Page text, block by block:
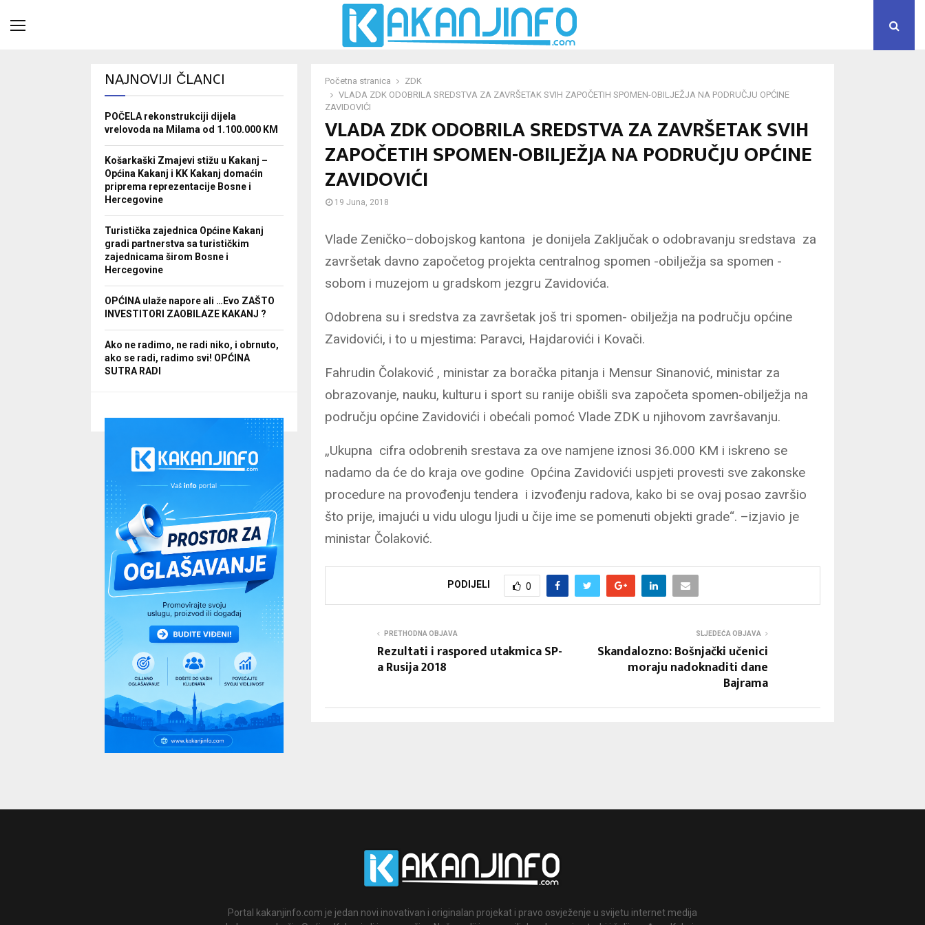
Početna stranica
ZDK
VLADA ZDK ODOBRILA SREDSTVA ZA ZAVRŠETAK SVIH ZAPOČETIH SPOMEN-OBILJEŽJA NA PODRUČJU OPĆINE
ZAVIDOVIĆI
VLADA ZDK ODOBRILA SREDSTVA ZA ZAVRŠETAK SVIH
ZAPOČETIH SPOMEN-OBILJEŽJA NA PODRUČJU OPĆINE
ZAVIDOVIĆI
19 Juna, 2018
Vlade Zeničko–dobojskog kantona je donijela Zaključak o odobravanju sredstava za
završetak davno započetog projekta centralnog spomen -obilježja sa spomen -
sobom i muzejom u gradskom jezgru Zavidovića.
Odobrena su i sredstva za završetak još tri spomen- obilježja na području općine
Zavidovići, i to u mjestima: Paravci, Hajdarovići i Kovači.
Fahrudin Čolaković , ministar za boračka pitanja i Mensur Sinanović, ministar za
obrazovanje, nauku, kulturu i sport su ranije obišli sva započeta spomen-obilježja na
području općine Zavidovići i obećali pomoć Vlade ZDK u njihovom završavanju.
„Ukupna cifra odobrenih srestava za ove namjene iznosi 36.000 KM i iskreno se
nadamo da će do kraja ove godine Općina Zavidovići uspjeti provesti sve zakonske
procedure na provođenju tendera i izvođenju radova, kako bi se ovaj posao završio
što prije, imajući u vidu ulogu ljudi u čije ime se pomenuti objekti grade“. –izjavio je
ministar Čolaković.
PODIJELI 0
PRETHODNA OBJAVA
Rezultati i raspored utakmica SP-
a Rusija 2018
SLJEDEĆA OBJAVA
Skandalozno: Bošnjački učenici
moraju nadoknaditi dane
Bajrama
NAJNOVIJI ČLANCI
POČELA rekonstrukciji dijela
vrelovoda na Milama od 1.100.000 KM
Košarkaški Zmajevi stižu u Kakanj –
Općina Kakanj i KK Kakanj domaćin
priprema reprezentacije Bosne i
Hercegovine
Turistička zajednica Općine Kakanj
gradi partnerstva sa turističkim
zajednicama širom Bosne i
Hercegovine
OPĆINA ulaže napore ali …Evo ZAŠTO
INVESTITORI ZAOBILAZE KAKANJ ?
Ako ne radimo, ne radi niko, i obrnuto,
ako se radi, radimo svi! OPĆINA
SUTRA RADI
Portal kakanjinfo.com je jedan novi inovativan i originalan projekat i pravo osvježenje u svijetu internet medija